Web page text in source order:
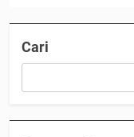
Cari